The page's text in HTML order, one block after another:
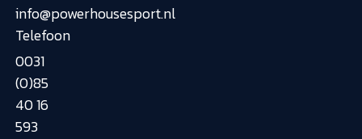
info@powerhousesport.nl
Telefoon
0031
(0)85
40 16
593